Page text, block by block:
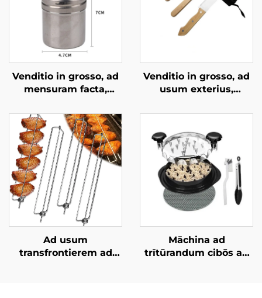
Venditio in grosso, ad
mensuram facta,
instrumentorum ad
barbecue carbonis in
aperto, completa
accessoriorum ad
craticulam barbecue,
utensilia durabilia et
reutilisabilia, furcae
barbecue
Venditio in grosso, ad
usum exterius,
carbonem, ad usum
forcipibus, cultro
culinario manubrio
ligneo, spatula et furca
Ad usum
transfrontierem ad
Māchina ad
trītūrandum cibōs ad